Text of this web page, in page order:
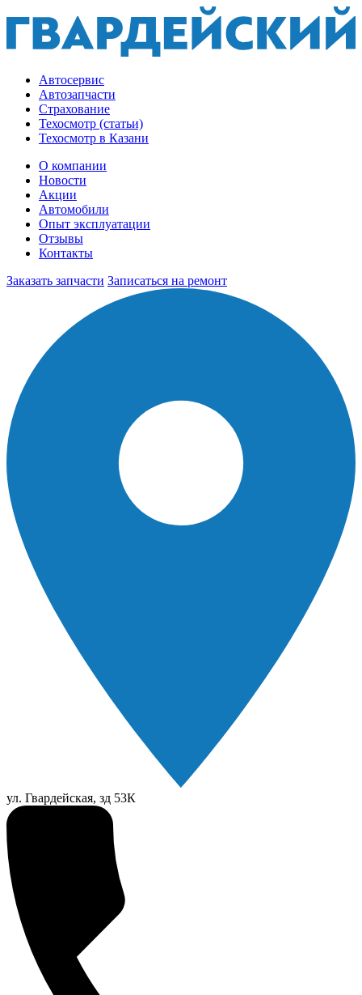
Автосервис
Автозапчасти
Страхование
Техосмотр (статьи)
Техосмотр в Казани
О компании
Новости
Акции
Автомобили
Опыт эксплуатации
Отзывы
Контакты
Заказать запчасти Записаться на ремонт
ул. Гвардейская, зд 53К